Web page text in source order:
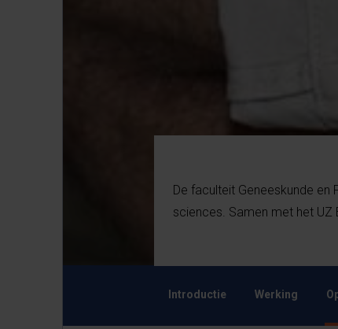
De faculteit Geneeskunde
sciences. Samen met het UZ
Introductie Werking